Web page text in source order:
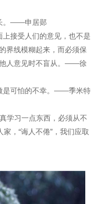
。——申居郧
接受人们的意见，也不是
界线模糊起来，而必须保
人意见时不盲从。——徐
是可怕的不幸。——季米特
学习一点东西，必须从不
，“诲人不倦”，我们应取